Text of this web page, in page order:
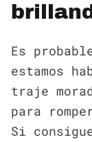
Es
estamos
traje
para
Si